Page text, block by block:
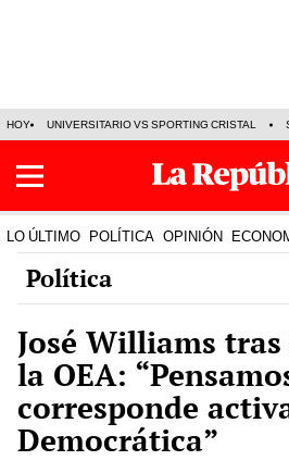
HOY UNIVERSITARIO VS SPORTING CRISTAL
LO ÚLTIMO POLÍTICA OPINIÓN
Política
José Williams
la OEA:
corresponde
Democrática”